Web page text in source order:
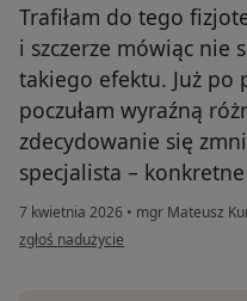
Trafiłam do tego
i szczerze mówiąc nie
takiego efektu. Już po
poczułam wyraźną
zdecydowanie się
specjalista –
7 kwietnia 2026 • mgr Mateusz
w opinii użytkownika Kinga
zgłoś nadużycie